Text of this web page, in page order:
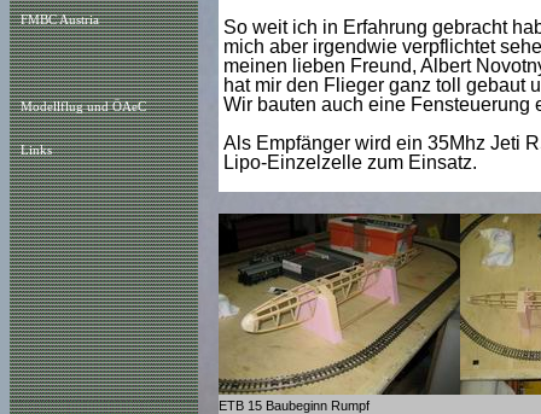
FMBC Austria
Modellflug und ÖAeC
Links
So weit ich in Erfahrung gebracht
mich aber irgendwie verpflichtet
meinen lieben Freund, Albert
hat mir den Flieger ganz toll gebaut
Wir bauten auch eine
Als Empfänger wird ein 35Mhz Jeti
Lipo-Einzelzelle zum Einsatz.
ETB 15 Baubeginn Rumpf